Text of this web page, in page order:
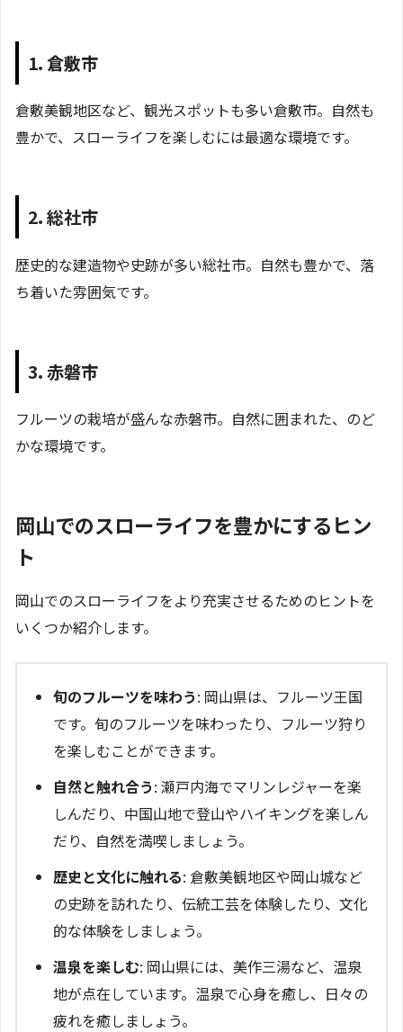
1. 倉敷市
倉敷美観地区など、観光スポットも多い倉敷市。自然も
豊かで、スローライフを楽しむには最適な環境です。
2. 総社市
歴史的な建造物や史跡が多い総社市。自然も豊かで、落
ち着いた雰囲気です。
3. 赤磐市
フルーツの栽培が盛んな赤磐市。自然に囲まれた、のど
かな環境です。
岡山でのスローライフを豊かにするヒン
ト
岡山でのスローライフをより充実させるためのヒントを
いくつか紹介します。
旬のフルーツを味わう: 岡山県は、フルーツ王国
です。旬のフルーツを味わったり、フルーツ狩り
を楽しむことができます。
自然と触れ合う: 瀬戸内海でマリンレジャーを楽
しんだり、中国山地で登山やハイキングを楽しん
だり、自然を満喫しましょう。
歴史と文化に触れる: 倉敷美観地区や岡山城など
の史跡を訪れたり、伝統工芸を体験したり、文化
的な体験をしましょう。
温泉を楽しむ: 岡山県には、美作三湯など、温泉
地が点在しています。温泉で心身を癒し、日々の
疲れを癒しましょう。